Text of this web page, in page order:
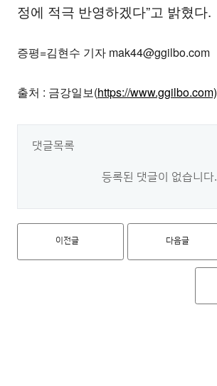
정에 적극 반영하겠다”고 밝혔다.
증평=김현수 기자 mak44@ggilbo.com
출처 : 금강일보(https://www.ggilbo.com)
댓글목록
등록된 댓글이 없습니다.
이전글 다음글